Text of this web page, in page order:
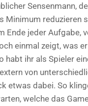
Sensenmann,
Minimum reduzieren
Ende jeder Aufgabe,
einmal zeigt, was
habt ihr als Spieler
von
etwas dabei. So
welche das